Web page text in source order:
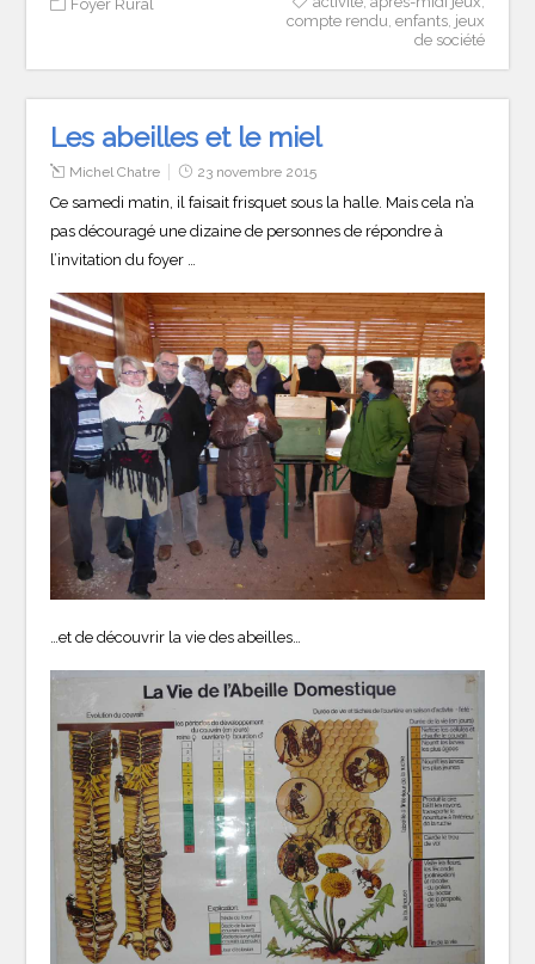
Foyer Rural
compte rendu enfants, jeux
de société
Les abeilles et le miel
Michel Chatre 23 novembre 2015
Ce samedi matin, il faisait frisquet sous la halle. Mais cela n’a
pas découragé une dizaine de personnes de répondre à
l’invitation du foyer …
…et de découvrir la vie des abeilles…